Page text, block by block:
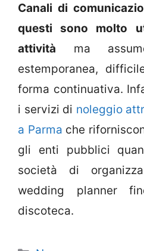
Canali di
questi sono molto
attività ma
estemporanea,
forma continuativa.
i servizi di noleggio
a Parma che
gli enti pubblici
società di
wedding planner
discoteca.